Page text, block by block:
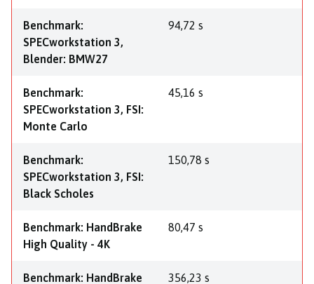
Benchmark:
SPECworkstation 3,
Blender: BMW27
94,72 s
Benchmark:
SPECworkstation 3, FSI:
Monte Carlo
45,16 s
Benchmark:
SPECworkstation 3, FSI:
Black Scholes
150,78 s
Benchmark: HandBrake
High Quality - 4K
80,47 s
Benchmark: HandBrake 356,23 s